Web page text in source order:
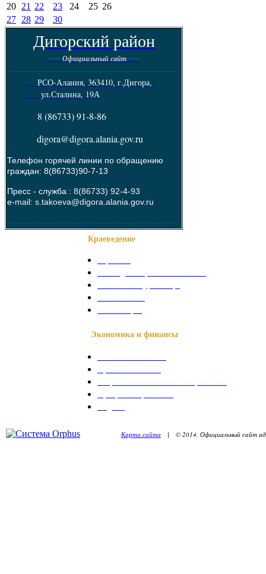
20 21 22 23 24 25 26
27 28 29 30
Дигорский район
---- Официальный сайт----
--------------------------------------------------------
РСО-Алания, 363410, г.Дигора,
ул.Сталина, 19А
8 (86733) 91-8-86
digora@digora.alania.gov.ru
Телефон горячей линии по обращению
граждан: 8(86733)90-7-13
Пресс - служба : 8(86733) 92-4-93
e-mail: s.takoeva@digora.alania.gov.ru
--------------------------------------------------------
Краеведение
Экономика и финансы
Карта сайта | © 2014. Официальный сайт